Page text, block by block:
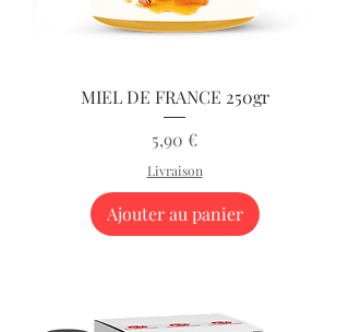
MIEL DE FRANCE 250gr
Prix
5,90 €
Livraison
Ajouter au panier